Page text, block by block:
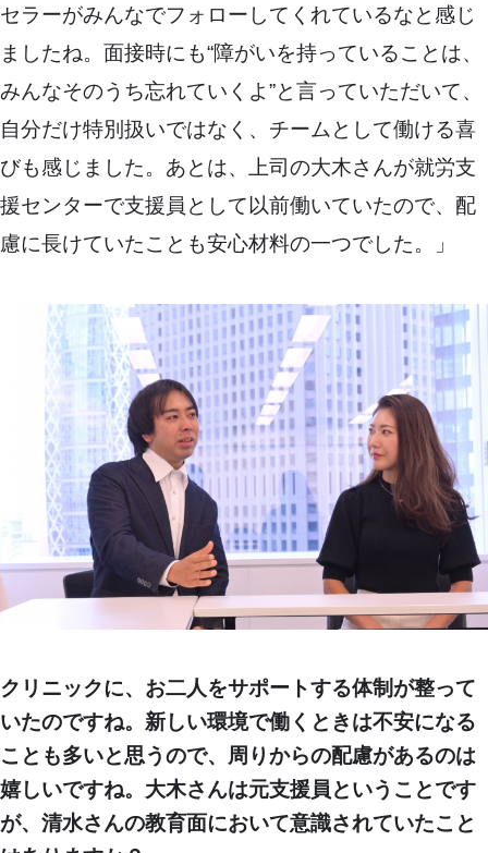
セラーがみんなでフォローしてくれているなと感じ
ましたね。面接時にも“障がいを持っていることは、
みんなそのうち忘れていくよ”と言っていただいて、
自分だけ特別扱いではなく、チームとして働ける喜
びも感じました。あとは、上司の大木さんが就労支
援センターで支援員として以前働いていたので、配
慮に長けていたことも安心材料の一つでした。」
クリニックに、お二人をサポートする体制が整って
いたのですね。新しい環境で働くときは不安になる
ことも多いと思うので、周りからの配慮があるのは
嬉しいですね。大木さんは元支援員ということです
が、清水さんの教育面において意識されていたこと